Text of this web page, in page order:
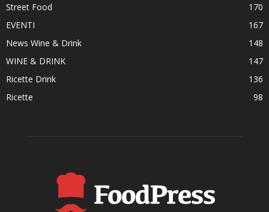
Street Food
170
EVENTI
167
News Wine & Drink
148
WINE & DRINK
147
Ricette Drink
136
Ricette
98